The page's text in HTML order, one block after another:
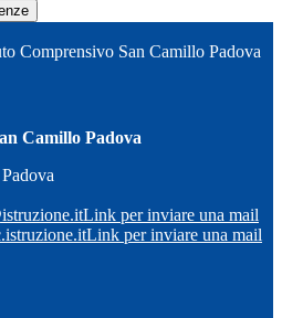
Comprensivo San Camillo Padova
Camillo Padova
Link per inviare una mail
Link per inviare una mail